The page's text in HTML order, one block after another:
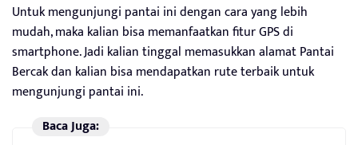
Untuk mengunjungi pantai ini dengan cara yang lebih
mudah, maka kalian bisa memanfaatkan fitur GPS di
smartphone. Jadi kalian tinggal memasukkan alamat Pantai
Bercak dan kalian bisa mendapatkan rute terbaik untuk
mengunjungi pantai ini.
Baca Juga: